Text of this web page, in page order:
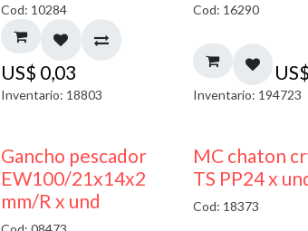
Cod: 10284
US$ 0,03
Inventario: 18803
Cod: 16290
US$
Inventario: 194723
Gancho pescador
EW100/21x14x2
mm/R x und
MC chaton
TS PP24 x
Cod: 18373